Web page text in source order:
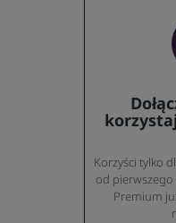
Korzyści tylko
od
Premium